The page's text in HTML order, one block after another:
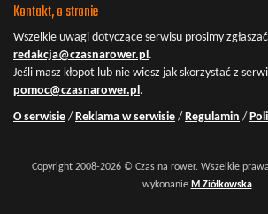
Kontakt, o stronie
Wszelkie uwagi dotyczące serwisu prosimy
redakcja@czasnarower.pl.
Jeśli masz kłopot lub nie wiesz jak skorzystać z
pomoc@czasnarower.pl.
O serwisie / Reklama w serwisie / Regulamin /
Copyright 2008-2026 © Czas na rower. Wszelkie
wykonanie M.Ziółkowska.